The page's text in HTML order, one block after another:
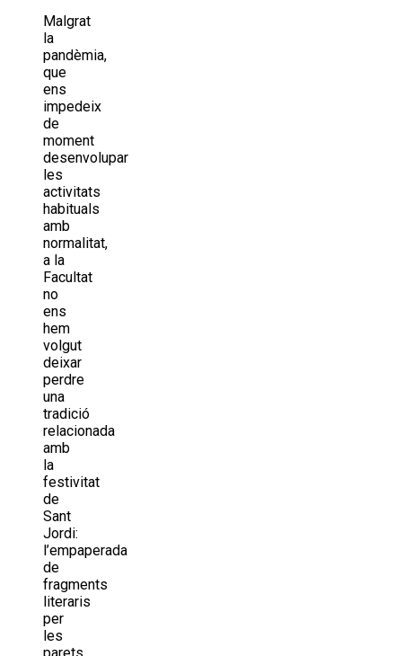
Malgrat
la
pandèmia,
que
ens
impedeix
de
moment
desenvolupar
les
activitats
habituals
amb
normalitat,
a la
Facultat
no
ens
hem
volgut
deixar
perdre
una
tradició
relacionada
amb
la
festivitat
de
Sant
Jordi:
l’empaperada
de
fragments
literaris
per
les